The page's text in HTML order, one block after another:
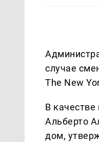
случае
The New
В
Альберто
дом,